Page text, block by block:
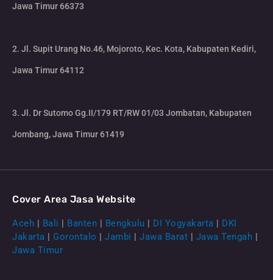
Jawa Timur 66373
2. Jl. Supit Urang No.46, Mojoroto, Kec. Kota, Kabupaten Kediri,
Jawa Timur 64112
3. Jl. Dr Sutomo Gg.II/179 RT/RW 01/03 Jombatan, Kabupaten
Jombang, Jawa Timur 61419
Cover Area Jasa Website
Aceh | Bali | Banten | Bengkulu | DI Yogyakarta | DKI
Jakarta | Gorontalo | Jambi | Jawa Barat | Jawa Tengah |
Jawa Timur